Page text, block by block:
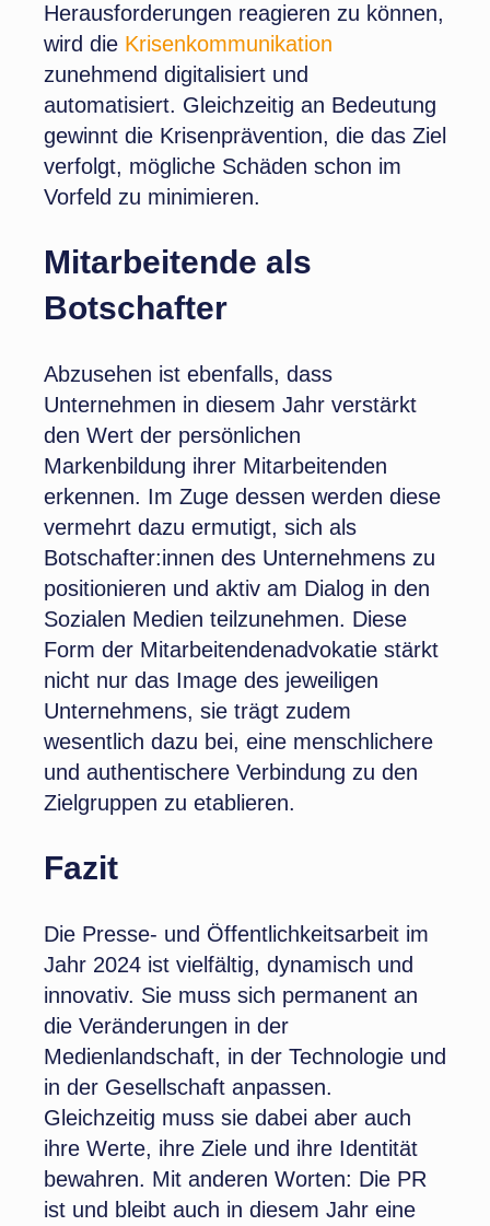
Herausforderungen reagieren zu können,
wird die Krisenkommunikation
zunehmend digitalisiert und
automatisiert. Gleichzeitig an Bedeutung
gewinnt die Krisenprävention, die das Ziel
verfolgt, mögliche Schäden schon im
Vorfeld zu minimieren.
Mitarbeitende als
Botschafter
Abzusehen ist ebenfalls, dass
Unternehmen in diesem Jahr verstärkt
den Wert der persönlichen
Markenbildung ihrer Mitarbeitenden
erkennen. Im Zuge dessen werden diese
vermehrt dazu ermutigt, sich als
Botschafter:innen des Unternehmens zu
positionieren und aktiv am Dialog in den
Sozialen Medien teilzunehmen. Diese
Form der Mitarbeitendenadvokatie stärkt
nicht nur das Image des jeweiligen
Unternehmens, sie trägt zudem
wesentlich dazu bei, eine menschlichere
und authentischere Verbindung zu den
Zielgruppen zu etablieren.
Fazit
Die Presse- und Öffentlichkeitsarbeit im
Jahr 2024 ist vielfältig, dynamisch und
innovativ. Sie muss sich permanent an
die Veränderungen in der
Medienlandschaft, in der Technologie und
in der Gesellschaft anpassen.
Gleichzeitig muss sie dabei aber auch
ihre Werte, ihre Ziele und ihre Identität
bewahren. Mit anderen Worten: Die PR
ist und bleibt auch in diesem Jahr eine